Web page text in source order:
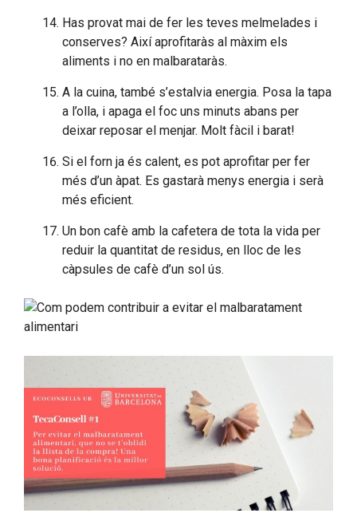
Has provat mai de fer les teves melmelades i
conserves? Així aprofitaràs al màxim els
aliments i no en malbarataràs.
A la cuina, també s’estalvia energia. Posa la tapa
a l’olla, i apaga el foc uns minuts abans per
deixar reposar el menjar. Molt fàcil i barat!
Si el forn ja és calent, es pot aprofitar per fer
més d’un àpat. Es gastarà menys energia i serà
més eficient.
Un bon cafè amb la cafetera de tota la vida per
reduir la quantitat de residus, en lloc de les
càpsules de cafè d’un sol ús.